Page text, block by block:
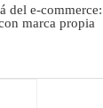
del e-commerce:
marca propia